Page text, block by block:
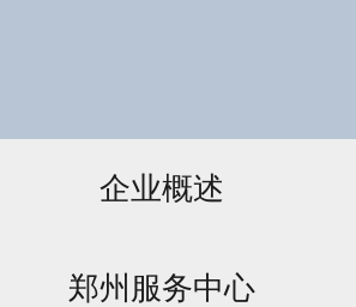
企业概述
郑州服务中心